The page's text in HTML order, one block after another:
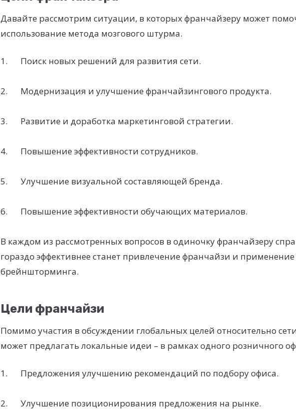
Давайте рассмотрим ситуации, в которых франчайзеру может
использование метода мозгового штурма.
Поиск новых решений для развития сети.
Модернизация и улучшение франчайзингового продукта.
Развитие и доработка маркетинговой стратегии.
Повышение эффективности сотрудников.
Улучшение визуальной составляющей бренда.
Повышение эффективности обучающих материалов.
В каждом из рассмотренных вопросов в одиночку франчайзеру
гораздо эффективнее станет привлечение франчайзи и
брейншторминга.
Цели франчайзи
Помимо участия в обсуждении глобальных целей относительно
может предлагать локальные идеи – в рамках одного розничного
Предложения улучшению рекомендаций по подбору офиса.
Улучшение позиционирования предложения на рынке.